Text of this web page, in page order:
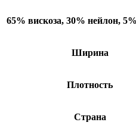
65% вискоза, 30% нейлон,
Ширина
Плотность
Страна